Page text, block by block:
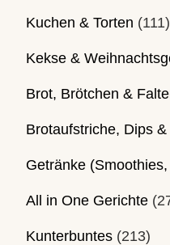
Kuchen & Torten (111)
Kekse &
Brot, Brötchen &
Brotaufstriche, Dips &
Getränke
All in One Gerichte
Kunterbuntes (213)